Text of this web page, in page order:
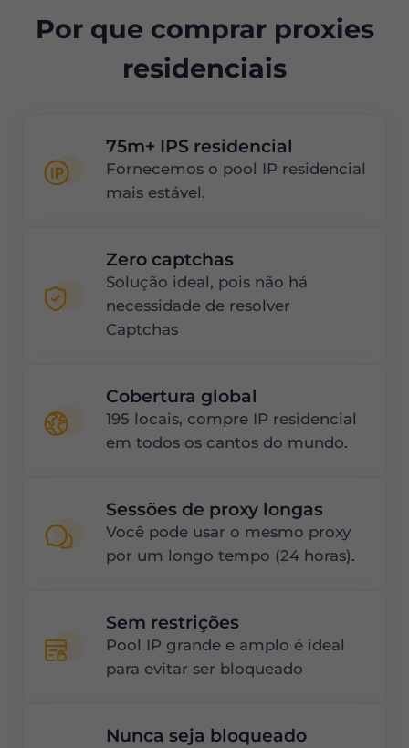
Por que comprar proxies
residenciais
75m+ IPS residencial
Fornecemos o pool IP residencial
mais estável.
Zero captchas
Solução ideal, pois não há
necessidade de resolver
Captchas
Cobertura global
195 locais, compre IP residencial
em todos os cantos do mundo.
Sessões de proxy longas
Você pode usar o mesmo proxy
por um longo tempo (24 horas).
Sem restrições
Pool IP grande e amplo é ideal
para evitar ser bloqueado
Nunca seja bloqueado